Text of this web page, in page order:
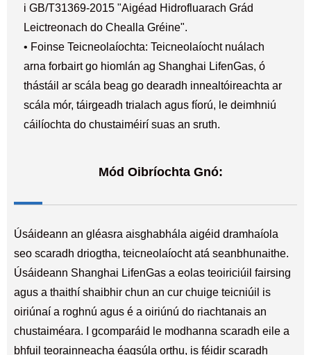
i GB/T31369-2015 "Aigéad Hidrofluarach Grád
Leictreonach do Chealla Gréine".
• Foinse Teicneolaíochta: Teicneolaíocht nuálach
arna forbairt go hiomlán ag Shanghai LifenGas, ó
thástáil ar scála beag go dearadh innealtóireachta ar
scála mór, táirgeadh trialach agus fíorú, le deimhniú
cáilíochta do chustaiméirí suas an sruth.
Mód Oibríochta Gnó:
Úsáideann an gléasra aisghabhála aigéid dramhaíola
seo scaradh driogtha, teicneolaíocht atá seanbhunaithe.
Úsáideann Shanghai LifenGas a eolas teoiriciúil fairsing
agus a thaithí shaibhir chun an cur chuige teicniúil is
oiriúnaí a roghnú agus é a oiriúnú do riachtanais an
chustaiméara. I gcomparáid le modhanna scaradh eile a
bhfuil teorainneacha éagsúla orthu, is féidir scaradh